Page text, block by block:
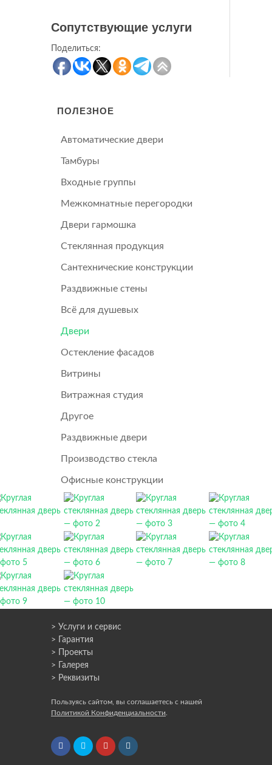
Сопутствующие услуги
Поделиться:
ПОЛЕЗНОЕ
Автоматические двери
Тамбуры
Входные группы
Межкомнатные перегородки
Двери гармошка
Стеклянная продукция
Сантехнические конструкции
Раздвижные стены
Всё для душевых
Двери
Остекление фасадов
Витрины
Витражная студия
Другое
Раздвижные двери
Производство стекла
Офисные конструкции
> Услуги и сервис
> Гарантия
> Проекты
> Галерея
> Реквизиты
Пользуясь сайтом, вы соглашаетесь с нашей
Политикой Конфиденциальности